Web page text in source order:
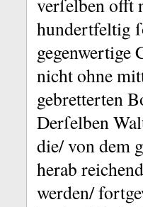
hundertfeltig
gegenwertige
nicht ohne
gebretterten
Derſelben
die/ von dem
herab
werden/